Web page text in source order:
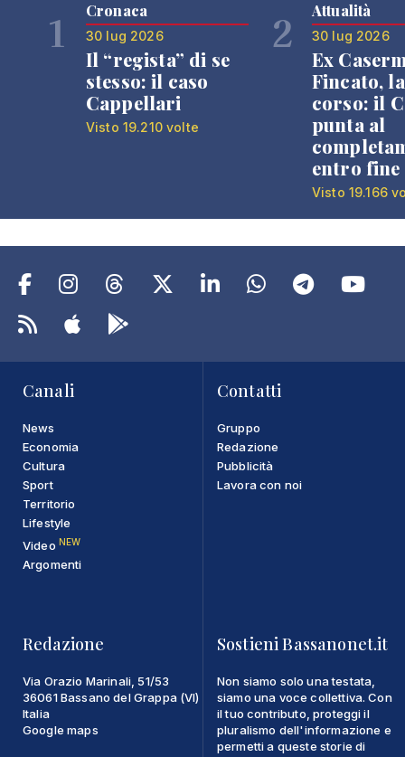
1 Cronaca
30 lug 2026
Il “regista” di se
stesso: il caso
Cappellari
Visto 19.210 volte
2 Attualità
30 lug 2026
Ex
Fincato,
corso: il
punta al
entro fine
Visto 19.166
Canali
News
Economia
Cultura
Sport
Territorio
Lifestyle
Video NEW
Argomenti
Contatti
Gruppo
Redazione
Pubblicità
Lavora con noi
Redazione
Via Orazio Marinali, 51/53
36061 Bassano del Grappa (VI)
Italia
Google maps
Sostieni Bassanonet.it
Non siamo solo una testata,
siamo una voce collettiva. Con
il tuo contributo, proteggi il
pluralismo dell'informazione e
permetti a queste storie di